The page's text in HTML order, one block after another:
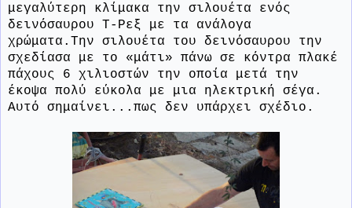
μεγαλύτερη κλίμακα την σιλουέτα ενός
δεινόσαυρου Τ-Ρεξ με τα ανάλογα
χρώματα.Την σιλουέτα του δεινόσαυρου την
σχεδίασα με το «μάτι» πάνω σε κόντρα πλακέ
πάχους 6 χιλιοστών την οποία μετά την
έκοψα πολύ εύκολα με μια ηλεκτρική σέγα.
Αυτό σημαίνει...πως δεν υπάρχει σχέδιο.